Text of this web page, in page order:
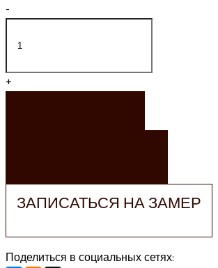
-
+
ЗАПИСАТЬСЯ НА ЗАМЕР
Поделиться в социальных сетях: